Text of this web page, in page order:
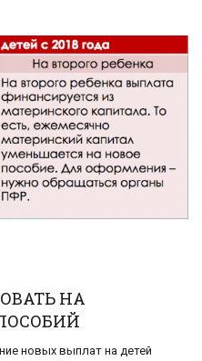
НА
новых выплат на детей